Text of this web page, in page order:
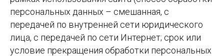
персональных данных – смешанная, с
передачей по внутренней сети юридического
лица, с передачей по сети Интернет; срок или
условие прекращения обработки персональных